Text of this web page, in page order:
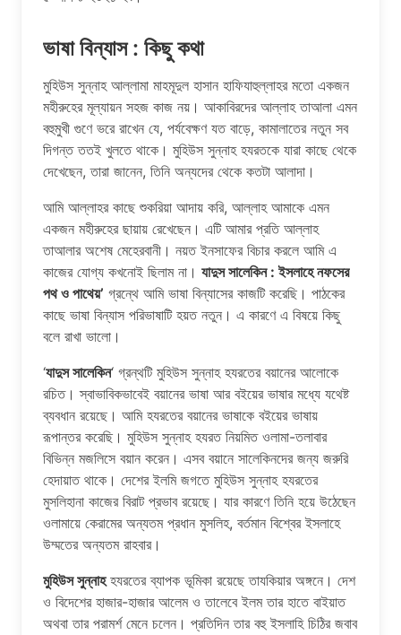
ভাষা বিন্যাস : কিছু কথা
মুহিউস সুন্নাহ আল্লামা মাহমূদুল হাসান হাফিযাহুল্লাহর মতো একজন
মহীরুহের মূল্যায়ন সহজ কাজ নয়। আকাবিরদের আল্লাহ তাআলা এমন
বহুমুখী গুণে ভরে রাখেন যে, পর্যবেক্ষণ যত বাড়ে, কামালাতের নতুন সব
দিগন্ত ততই খুলতে থাকে। মুহিউস সুন্নাহ হযরতকে যারা কাছে থেকে
দেখেছেন, তারা জানেন, তিনি অন্যদের থেকে কতটা আলাদা।
আমি আল্লাহর কাছে শুকরিয়া আদায় করি, আল্লাহ আমাকে এমন
একজন মহীরুহের ছায়ায় রেখেছেন। এটি আমার প্রতি আল্লাহ
তাআলার অশেষ মেহেরবানী। নয়ত ইনসাফের বিচার করলে আমি এ
কাজের যোগ্য কখনোই ছিলাম না। যাদুস সালেকিন : ইসলাহে নফসের
পথ ও পাথেয়’ গ্রন্থে আমি ভাষা বিন্যাসের কাজটি করেছি। পাঠকের
কাছে ভাষা বিন্যাস পরিভাষাটি হয়ত নতুন। এ কারণে এ বিষয়ে কিছু
বলে রাখা ভালো।
‘যাদুস সালেকিন‘ গ্রন্থটি মুহিউস সুন্নাহ হযরতের বয়ানের আলোকে
রচিত। স্বাভাবিকভাবেই বয়ানের ভাষা আর বইয়ের ভাষার মধ্যে যথেষ্ট
ব্যবধান রয়েছে। আমি হযরতের বয়ানের ভাষাকে বইয়ের ভাষায়
রূপান্তর করেছি। মুহিউস সুন্নাহ হযরত নিয়মিত ওলামা-তলাবার
বিভিন্ন মজলিসে বয়ান করেন। এসব বয়ানে সালেকিনদের জন্য জরুরি
হেদায়াত থাকে। দেশের ইলমি জগতে মুহিউস সুন্নাহ হযরতের
মুসলিহানা কাজের বিরাট প্রভাব রয়েছে। যার কারণে তিনি হয়ে উঠেছেন
ওলামায়ে কেরামের অন্যতম প্রধান মুসলিহ, বর্তমান বিশ্বের ইসলাহে
উম্মতের অন্যতম রাহবার।
মুহিউস সুন্নাহহযরতের ব্যাপক ভূমিকা রয়েছে তাযকিয়ার অঙ্গনে। দেশ
ও বিদেশের হাজার-হাজার আলেম ও তালেবে ইলম তার হাতে বাইয়াত
অথবা তার পরামর্শ মেনে চলেন। প্রতিদিন তার বহু ইসলাহি চিঠির জবাব